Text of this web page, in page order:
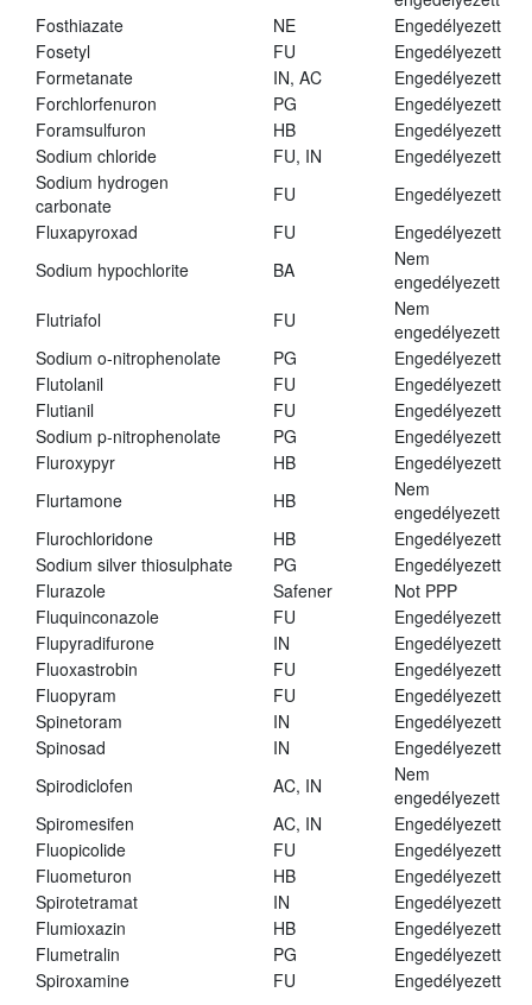
Fosthiazate
NE
Engedélyezett
Fosetyl
FU
Engedélyezett
Formetanate
IN, AC
Engedélyezett
Forchlorfenuron
PG
Engedélyezett
Foramsulfuron
HB
Engedélyezett
Sodium chloride
FU, IN
Engedélyezett
Sodium hydrogen
carbonate
FU
Engedélyezett
Fluxapyroxad
FU
Engedélyezett
Sodium hypochlorite
BA
Nem
engedélyezett
Flutriafol
FU
Nem
engedélyezett
Sodium o-nitrophenolate
PG
Engedélyezett
Flutolanil
FU
Engedélyezett
Flutianil
FU
Engedélyezett
Sodium p-nitrophenolate
PG
Engedélyezett
Fluroxypyr
HB
Engedélyezett
Flurtamone
HB
Nem
engedélyezett
Flurochloridone
HB
Engedélyezett
Sodium silver thiosulphate
PG
Engedélyezett
Flurazole
Safener
Not PPP
Fluquinconazole
FU
Engedélyezett
Flupyradifurone
IN
Engedélyezett
Fluoxastrobin
FU
Engedélyezett
Fluopyram
FU
Engedélyezett
Spinetoram
IN
Engedélyezett
Spinosad
IN
Engedélyezett
Spirodiclofen
AC, IN
Nem
engedélyezett
Spiromesifen
AC, IN
Engedélyezett
Fluopicolide
FU
Engedélyezett
Fluometuron
HB
Engedélyezett
Spirotetramat
IN
Engedélyezett
Flumioxazin
HB
Engedélyezett
Flumetralin
PG
Engedélyezett
Spiroxamine
FU
Engedélyezett